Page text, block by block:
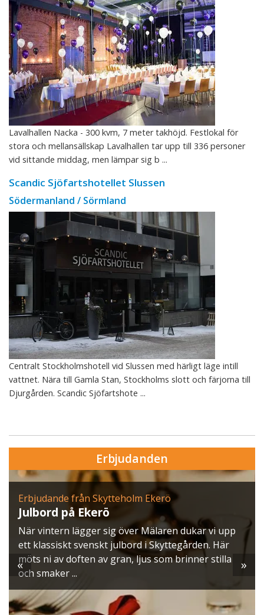
Lavalhallen Nacka - 300 kvm, 7 meter takhöjd. Festlokal för
stora och mellansällskap Lavalhallen tar upp till 336 personer
vid sittande middag, men lämpar sig b ...
Scandic Sjöfartshotellet Slussen
Södermanland / Sörmland
Centralt Stockholmshotell vid Slussen med härligt läge intill
vattnet. Nära till Gamla Stan, Stockholms slott och färjorna till
Djurgården. Scandic Sjöfartshote ...
Erbjudanden
Erbjudande från Skytteholm Ekerö
Julbord på Ekerö
När vintern lägger sig över Mälaren dukar vi upp
ett klassiskt svenskt julbord i Skyttegården. Här
möts ni av doften av gran, ljus som brinner stilla
och smaker ...
« »